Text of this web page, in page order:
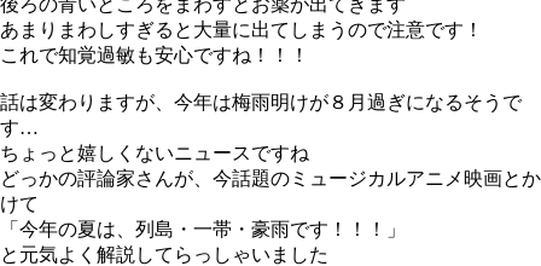
後ろの青いところをまわすとお薬が出てきます
あまりまわしすぎると大量に出てしまうので注意です！
これで知覚過敏も安心ですね！！！
話は変わりますが、今年は梅雨明けが８月過ぎになるそうで
す…
ちょっと嬉しくないニュースですね
どっかの評論家さんが、今話題のミュージカルアニメ映画とか
けて
「今年の夏は、列島・一帯・豪雨です！！！」
と元気よく解説してらっしゃいました